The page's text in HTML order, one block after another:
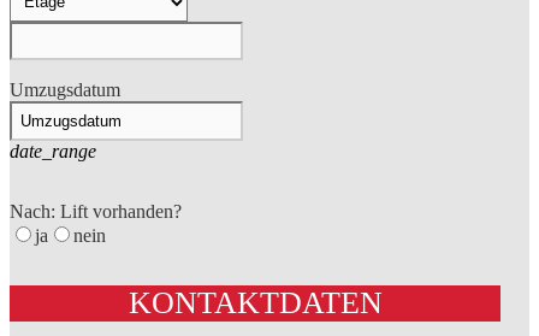
Umzugsdatum
date_range
Nach: Lift vorhanden?
ja
nein
KONTAKTDATEN